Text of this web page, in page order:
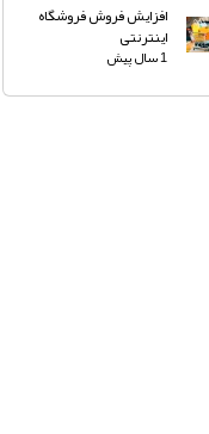
افزایش فروش فروشگاه
اینترنتی
1 سال پیش